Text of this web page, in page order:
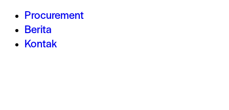
Procurement
Berita
Kontak